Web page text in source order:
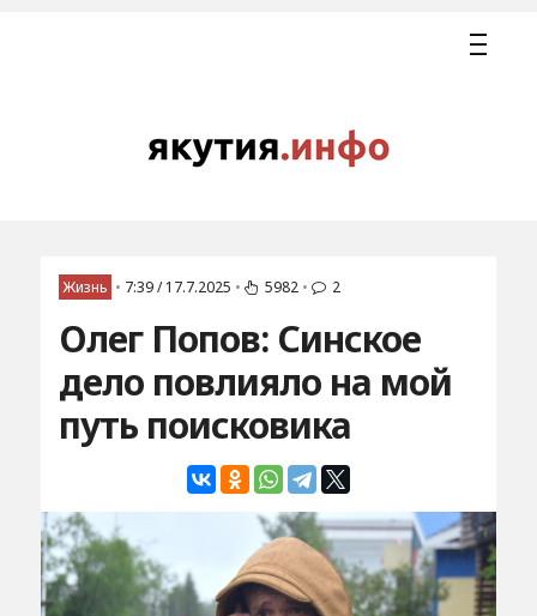
Жизнь • 7:39 / 17.7.2025 • 5982 • 2
Олег Попов: Синское
дело повлияло на мой
путь поисковика